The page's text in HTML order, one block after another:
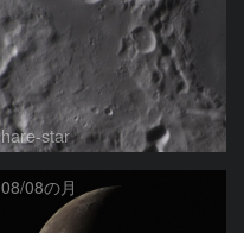
hare-star
08/08の月